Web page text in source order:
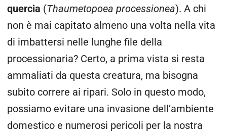
quercia (Thaumetopoea processionea). A chi
non è mai capitato almeno una volta nella vita
di imbattersi nelle lunghe file della
processionaria? Certo, a prima vista si resta
ammaliati da questa creatura, ma bisogna
subito correre ai ripari. Solo in questo modo,
possiamo evitare una invasione dell’ambiente
domestico e numerosi pericoli per la nostra